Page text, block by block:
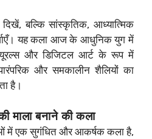
बल्कि सांस्कृतिक, आध्यात्मिक
यह कला आज के आधुनिक युग में
म्यूरल्स और डिजिटल आर्ट के रूप में
और समकालीन शैलियों का
है।
माला बनाने की कला
में एक सुगंधित और आकर्षक कला है,